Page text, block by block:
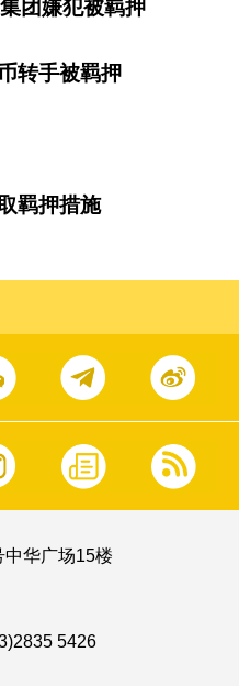
团嫌犯被羁押
转手被羁押
羁押措施
华广场15楼
5426